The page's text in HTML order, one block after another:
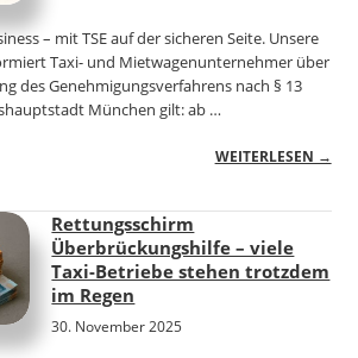
– mit TSE auf der sicheren Seite. Unsere
Taxi- und Mietwagenunternehmer über
des Genehmigungsverfahrens nach § 13
München gilt: ab …
WEITERLESEN →
Rettungsschirm
Überbrückungshilfe – viele
Taxi-Betriebe stehen trotzdem
im Regen
30. November 2025